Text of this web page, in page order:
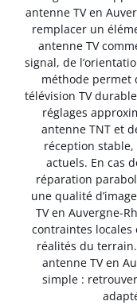
antenne TV en
remplacer un
antenne TV
signal, de
méthode permet
télévision TV
réglages
antenne TNT et
réception
actuels. En cas
réparation
une qualité
TV en Auvergne-
contraintes
réalités du
antenne TV en
simple :